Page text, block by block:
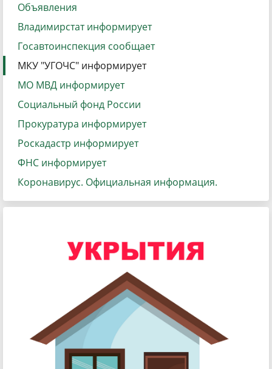
Объявления
Владимирстат информирует
Госавтоинспекция сообщает
МКУ "УГОЧС" информирует
МО МВД информирует
Социальный фонд России
Прокуратура информирует
Роскадастр информирует
ФНС информирует
Коронавирус. Официальная информация.